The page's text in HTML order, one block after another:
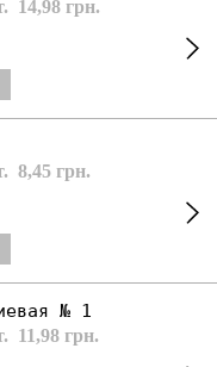
14,98 грн.
8,45 грн.
№ 1
11,98 грн.